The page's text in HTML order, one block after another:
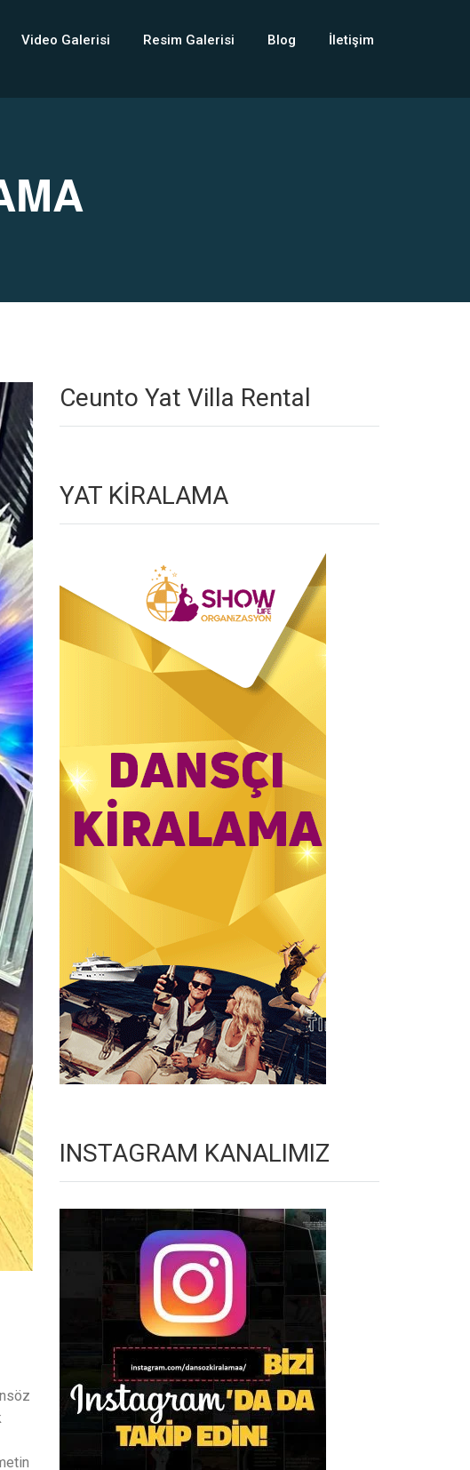
Video Galerisi Resim Galerisi Blog İletişim
Ceunto Yat Villa Rental
YAT KİRALAMA
INSTAGRAM KANALIMIZ